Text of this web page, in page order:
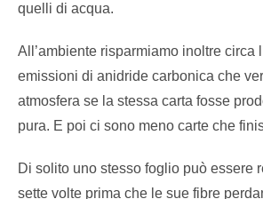
quelli di acqua.
All’ambiente risparmiamo inoltre circa
emissioni di anidride carbonica che
atmosfera se la stessa carta fosse
pura. E poi ci sono meno carte che
Di solito uno stesso foglio può essere
sette volte prima che le sue fibre